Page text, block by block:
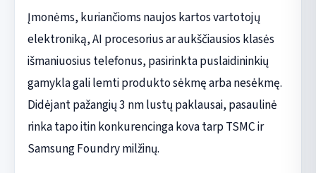
Įmonėms, kuriančioms naujos kartos vartotojų
elektroniką, AI procesorius ar aukščiausios klasės
išmaniuosius telefonus, pasirinkta puslaidininkių
gamykla gali lemti produkto sėkmę arba nesėkmę.
Didėjant pažangių 3 nm lustų paklausai, pasaulinė
rinka tapo itin konkurencinga kova tarp TSMC ir
Samsung Foundry milžinų.